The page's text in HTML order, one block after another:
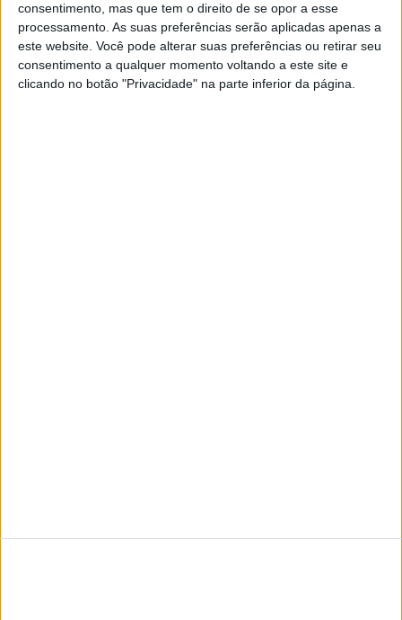
consentimento, mas que tem o direito de se opor a esse
processamento. As suas preferências serão aplicadas apenas a
este website. Você pode alterar suas preferências ou retirar seu
consentimento a qualquer momento voltando a este site e
clicando no botão "Privacidade" na parte inferior da página.